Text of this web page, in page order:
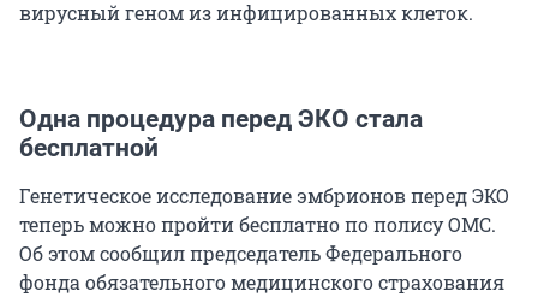
вирусный геном из инфицированных клеток.
Одна процедура перед ЭКО стала
бесплатной
Генетическое исследование эмбрионов перед ЭКО
теперь можно пройти бесплатно по полису ОМС.
Об этом сообщил председатель Федерального
фонда обязательного медицинского страхования